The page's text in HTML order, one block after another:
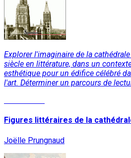
Explorer l'imaginaire de la
siècle en littérature, dans un
esthétique pour un édifice célébré
l'art. Déterminer un parcours de
Figures littéraires de la
Joëlle Prungnaud